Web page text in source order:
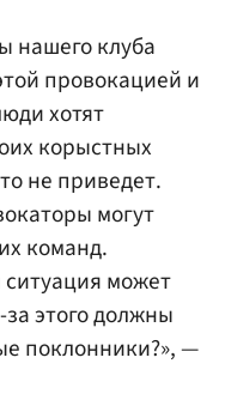
нашего клуба
провокацией и
хотят
корыстных
не приведет.
могут
команд.
может
этого должны
поклонники?», —